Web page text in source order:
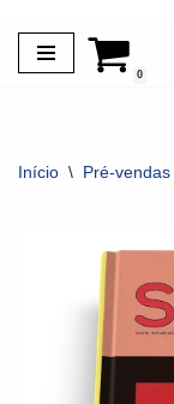
0
Início \ Pré-vendas